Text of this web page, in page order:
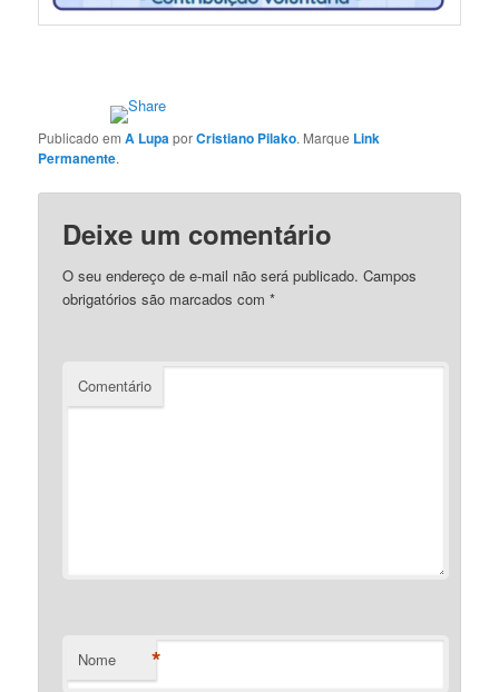
Publicado emA LupaporCristiano Pilako. Marque Link
Permanente.
Deixe um comentário
O seu endereço de e-mail não será publicado. Campos
obrigatórios são marcados com*
Comentário
Nome *